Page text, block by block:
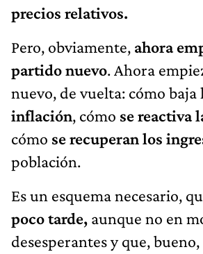
precios relativos.
Pero, obviamente, ahora
partido nuevo. Ahora
nuevo, de vuelta: cómo baja
inflación, cómo se reactiva
cómo se recuperan los
población.
Es un esquema necesario,
poco tarde, aunque no en
desesperantes y que,